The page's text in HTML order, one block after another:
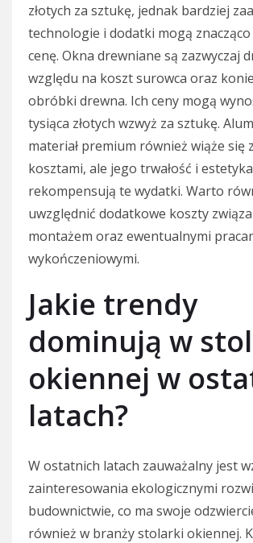
złotych za sztukę, jednak bardziej
technologie i dodatki mogą
cenę. Okna drewniane są zazwyczaj
względu na koszt surowca oraz
obróbki drewna. Ich ceny mogą
tysiąca złotych wzwyż za sztukę.
materiał premium również wiąże się
kosztami, ale jego trwałość i
rekompensują te wydatki. Warto
uwzględnić dodatkowe koszty
montażem oraz ewentualnymi
wykończeniowymi.
Jakie trendy
dominują w
okiennej w
latach?
W ostatnich latach zauważalny jest
zainteresowania ekologicznymi
budownictwie, co ma swoje
również w branży stolarki okiennej.